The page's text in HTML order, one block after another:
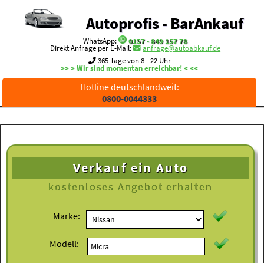
Autoprofis - BarAnkauf
WhatsApp:
0157 - 849 157 78
Direkt Anfrage per E-Mail:
anfrage@autoabkauf.de
365 Tage von 8 - 22 Uhr
>> > Wir sind momentan erreichbar! < <<
Hotline deutschlandweit:
0800-0044333
Verkauf ein Auto
kostenloses Angebot erhalten
Marke:
Modell: